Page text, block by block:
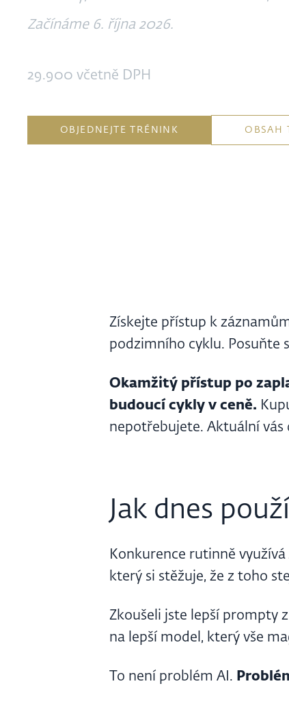
Začínáme 6. října 2026.
29.900 včetně DPH
OBJEDNEJTE TRÉNINK OBSAH
Získejte přístup k
podzimního cyklu. Posuňte
Okamžitý přístup po
budoucí cykly v ceně.
nepotřebujete. Aktuální vás
Jak dnes
Konkurence rutinně
který si stěžuje, že z toho
Zkoušeli jste lepší prompty
na lepší model, který vše
To není problém AI.